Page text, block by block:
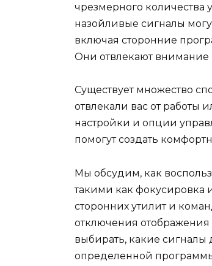
чрезмерного количества
назойливые сигналы
включая сторонние
Они отвлекают внимание
Существует множество
отвлекали вас от работы
настройки и опции
помогут создать
Мы обсудим, как
такими как фокусировка
сторонних утилит и
отключения
выбирать, какие
определенной